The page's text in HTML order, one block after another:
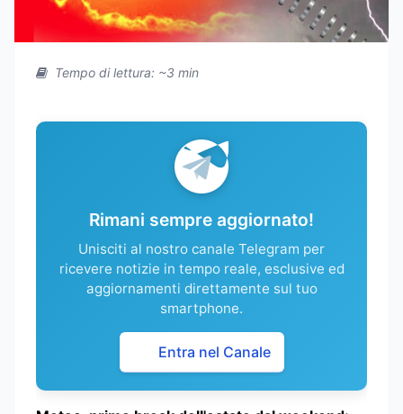
Tempo di lettura: ~3 min
Rimani sempre aggiornato!
Unisciti al nostro canale Telegram per
ricevere notizie in tempo reale, esclusive ed
aggiornamenti direttamente sul tuo
smartphone.
Entra nel Canale